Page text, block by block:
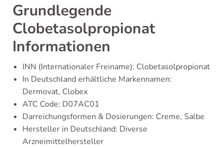
Grundlegende
Clobetasolpropionat
Informationen
INN (Internationaler Freiname): Clobetasolpropionat
In Deutschland erhältliche Markennamen:
Dermovat, Clobex
ATC Code: D07AC01
Darreichungsformen & Dosierungen: Creme, Salbe
Hersteller in Deutschland: Diverse
Arzneimittelhersteller